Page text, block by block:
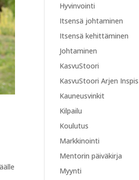
Hyvinvointi
Itsensä johtaminen
Itsensä kehittäminen
Johtaminen
KasvuStoori
KasvuStoori Arjen Inspis
Kauneusvinkit
Kilpailu
Koulutus
Markkinointi
Mentorin päiväkirja
Myynti